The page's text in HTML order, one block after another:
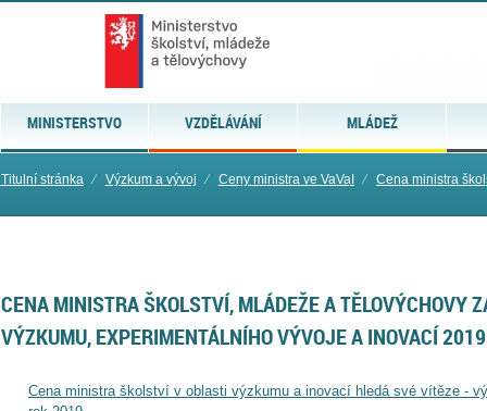
MINISTERSTVO VZDĚLÁVÁNÍ MLÁDEŽ
Titulní stránka ⁄ Výzkum a vývoj ⁄ Ceny ministra ve VaVaI ⁄ Cena ministra
CENA MINISTRA ŠKOLSTVÍ, MLÁDEŽE A TĚLOVÝCHOVY
VÝZKUMU, EXPERIMENTÁLNÍHO VÝVOJE A INOVACÍ 2019
Cena ministra školství v oblasti výzkumu a inovací hledá své vítěze -